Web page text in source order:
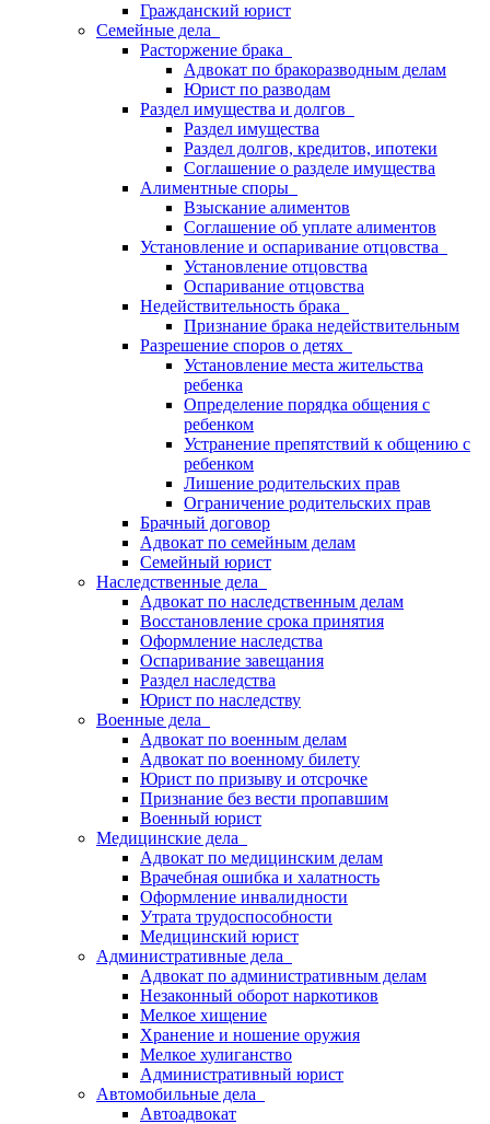
Гражданский юрист
Семейные дела
Расторжение брака
Адвокат по бракоразводным делам
Юрист по разводам
Раздел имущества и долгов
Раздел имущества
Раздел долгов, кредитов, ипотеки
Соглашение о разделе имущества
Алиментные споры
Взыскание алиментов
Соглашение об уплате алиментов
Установление и оспаривание отцовства
Установление отцовства
Оспаривание отцовства
Недействительность брака
Признание брака недействительным
Разрешение споров о детях
Установление места жительства
ребенка
Определение порядка общения с
ребенком
Устранение препятствий к общению с
ребенком
Лишение родительских прав
Ограничение родительских прав
Брачный договор
Адвокат по семейным делам
Семейный юрист
Наследственные дела
Адвокат по наследственным делам
Восстановление срока принятия
Оформление наследства
Оспаривание завещания
Раздел наследства
Юрист по наследству
Военные дела
Адвокат по военным делам
Адвокат по военному билету
Юрист по призыву и отсрочке
Признание без вести пропавшим
Военный юрист
Медицинские дела
Адвокат по медицинским делам
Врачебная ошибка и халатность
Оформление инвалидности
Утрата трудоспособности
Медицинский юрист
Административные дела
Адвокат по административным делам
Незаконный оборот наркотиков
Мелкое хищение
Хранение и ношение оружия
Мелкое хулиганство
Административный юрист
Автомобильные дела
Автоадвокат